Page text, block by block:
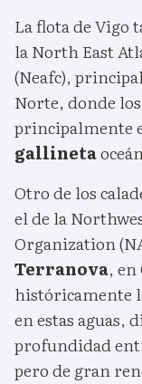
La flota de Vigo
la North East
(Neafc),
Norte, donde
principalmente
gallineta
Otro de los
el de la
Organization
Terranova, en
históricamente
en estas aguas,
profundidad
pero de gran